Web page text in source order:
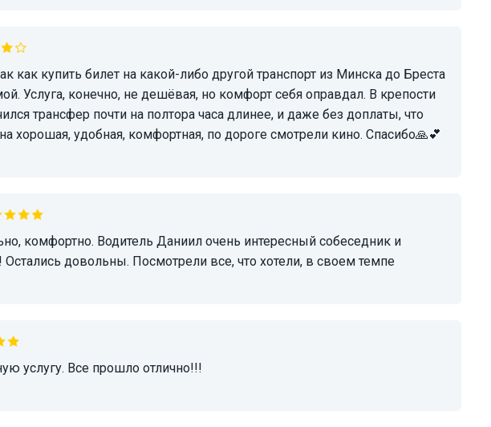
Услуга, конечно, не дешёвая, но комфорт себя оправдал. В крепости
трансфер почти на полтора часа длинее, и даже без доплаты, что
хорошая, удобная, комфортная, по дороге смотрели кино. Спасибо🙏💕
довольны. Посмотрели все, что хотели, в своем темпе
услугу. Все прошло отлично!!!